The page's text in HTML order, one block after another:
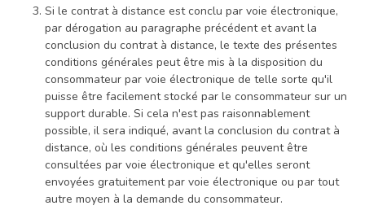
Si le contrat à distance est conclu par voie électronique,
par dérogation au paragraphe précédent et avant la
conclusion du contrat à distance, le texte des présentes
conditions générales peut être mis à la disposition du
consommateur par voie électronique de telle sorte qu'il
puisse être facilement stocké par le consommateur sur un
support durable. Si cela n'est pas raisonnablement
possible, il sera indiqué, avant la conclusion du contrat à
distance, où les conditions générales peuvent être
consultées par voie électronique et qu'elles seront
envoyées gratuitement par voie électronique ou par tout
autre moyen à la demande du consommateur.